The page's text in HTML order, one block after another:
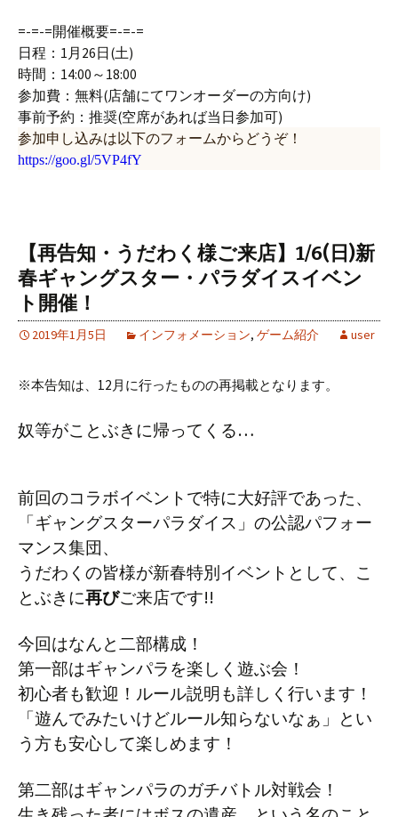
=-=-=開催概要=-=-=
日程：1月26日(土)
時間：14:00～18:00
参加費：無料(店舗にてワンオーダーの方向け)
事前予約：推奨(空席があれば当日参加可)
参加申し込みは以下のフォームからどうぞ！
https://goo.gl/5VP4fY
【再告知・うだわく様ご来店】1/6(日)新
春ギャングスター・パラダイスイベン
ト開催！
2019年1月5日 インフォメーション, ゲーム紹介 user
※本告知は、12月に行ったものの再掲載となります。
奴等がことぶきに帰ってくる…
前回のコラボイベントで特に大好評であった、
「ギャングスターパラダイス」の公認パフォー
マンス集団、
うだわくの皆様が新春特別イベントとして、こ
とぶきに再びご来店です!!
今回はなんと二部構成！
第一部はギャンパラを楽しく遊ぶ会！
初心者も歓迎！ルール説明も詳しく行います！
「遊んでみたいけどルール知らないなぁ」とい
う方も安心して楽しめます！
第二部はギャンパラのガチバトル対戦会！